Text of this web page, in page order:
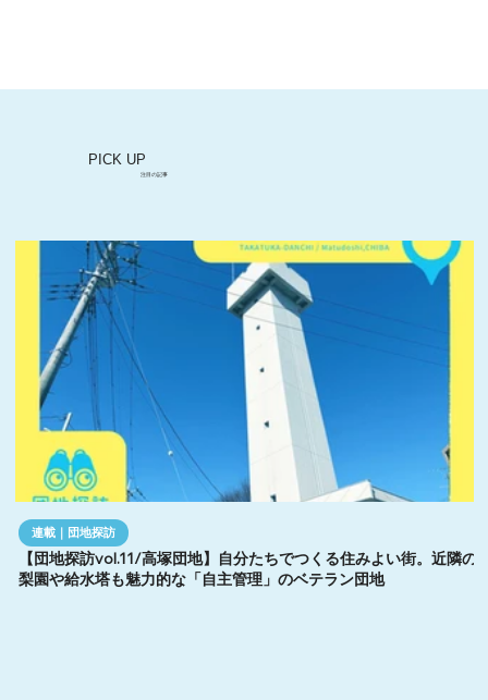
PICK UP
注目の記事
【団地探訪vol.11/高塚団地】自分たちでつくる住みよい街。近隣の
梨園や給水塔も魅力的な「自主管理」のベテラン団地
連載｜団地探訪